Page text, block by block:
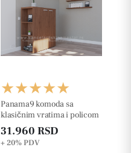
Panama9 komoda sa
klasičnim vratima i policom
31.960 RSD
+ 20%PDV